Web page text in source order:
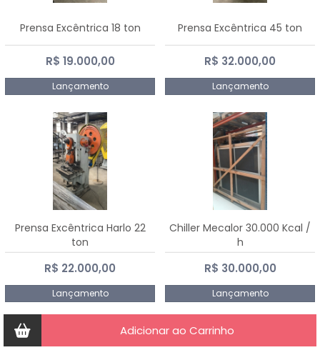
Prensa Excêntrica 18 ton
R$ 19.000,00
Lançamento
Prensa Excêntrica 45 ton
R$ 32.000,00
Lançamento
Prensa Excêntrica Harlo 22
ton
R$ 22.000,00
Lançamento
Chiller Mecalor 30.000 Kcal /
h
R$ 30.000,00
Lançamento
Adicionar ao Carrinho